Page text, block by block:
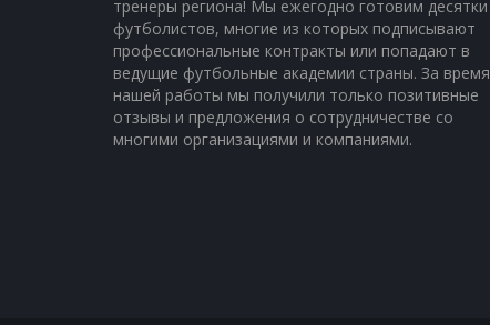
тренеры региона! Мы ежегодно готовим десятки
футболистов, многие из которых подписывают
профессиональные контракты или попадают в
ведущие футбольные академии страны. За время
нашей работы мы получили только позитивные
отзывы и предложения о сотрудничестве со
многими организациями и компаниями.